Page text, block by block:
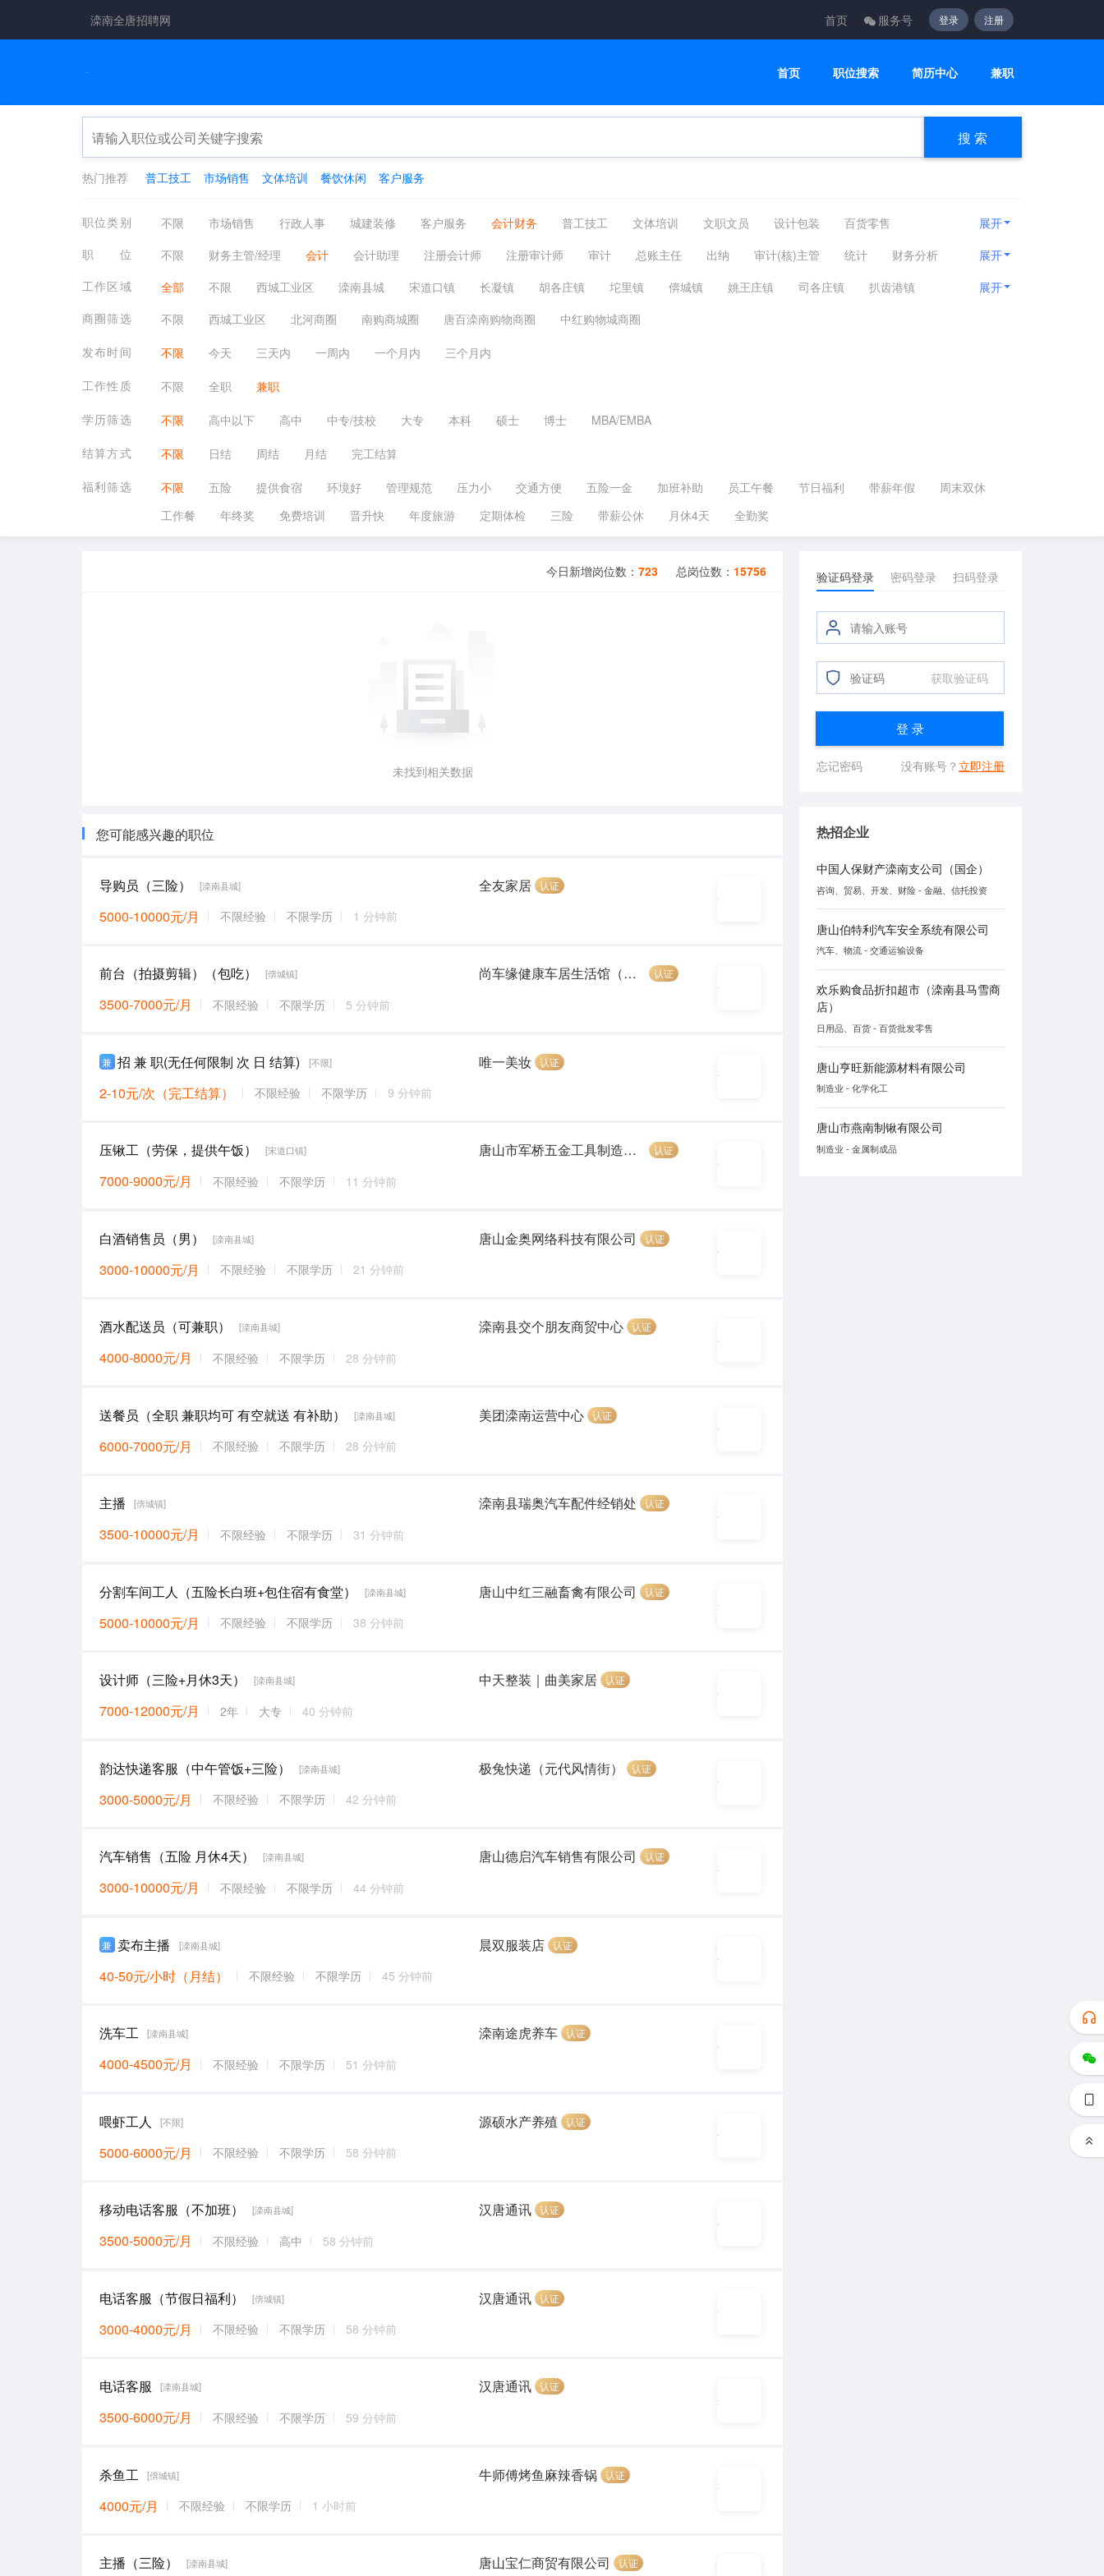
滦南全唐招聘网 首页 服务号 登录 注册
首页 职位搜索 简历中心 兼职
搜 索
热门推荐 普工技工 市场销售 文体培训 餐饮休闲 客户服务
职位类别 不限 市场销售 行政人事 城建装修 客户服务 会计财务 普工技工 文体培训 文职文员 设计包装
百货零售
工厂工业
餐饮休闲 金融保险 管理运营 物流贸易 司机后勤 网络硬件 机械仪表 咨询顾问 电子通讯
医疗美容
翻译法律
轻工工艺 化工制药 摄影影视 能源环保 编辑发行 其他分类 小时工 美甲美睫
展开
职位
不限 财务主管/经理 会计 会计助理 注册会计师 注册审计师 审计 总账主任 出纳 审计(核)主管 统计
财务分析
成本分析/核算
帐目(进出口)管理 营运会计经理 审计会计经理 会计财务其他相关职位
展开
工作区域
全部 不限 西城工业区 滦南县城 宋道口镇 长凝镇 胡各庄镇 坨里镇 倴城镇 姚王庄镇 司各庄镇
扒齿港镇
安各庄镇
程庄镇 青坨营镇 柏各庄镇 柳赞镇 南堡镇 方各庄镇 东黄坨镇
展开
商圈筛选
不限 西城工业区 北河商圈 南购商城圈 唐百滦南购物商圈
中红购物城商圈
发布时间
不限 今天 三天内 一周内 一个月内
三个月内
工作性质
不限 全职
兼职
学历筛选
不限 高中以下 高中 中专/技校 大专 本科 硕士 博士
MBA/EMBA
结算方式
不限 日结 周结 月结
完工结算
福利筛选
不限 五险 提供食宿 环境好 管理规范 压力小 交通方便 五险一金 加班补助 员工午餐 节日福利 带薪年假
周末双休
工作餐
年终奖 免费培训 晋升快 年度旅游 定期体检 三险 带薪公休 月休4天 全勤奖
今日新增岗位数：723 总岗位数： 15756
未找到相关数据
您可能感兴趣的职位
导购员（三险） [滦南县城]
5000-10000元/月 不限经验 不限学历 1 分钟前
全友家居 认证
前台（拍摄剪辑）（包吃） [倴城镇]
3500-7000元/月 不限经验 不限学历 5 分钟前
尚车缘健康车居生活馆（爱车居） 认证
兼 招 兼 职(无任何限制 次 日 结算) [不限]
2-10元/次（完工结算） 不限经验 不限学历 9 分钟前
唯一美妆 认证
压锹工（劳保，提供午饭） [宋道口镇]
7000-9000元/月 不限经验 不限学历 11 分钟前
唐山市军桥五金工具制造有限公司 认证
白酒销售员（男） [滦南县城]
3000-10000元/月 不限经验 不限学历 21 分钟前
唐山金奥网络科技有限公司 认证
酒水配送员（可兼职） [滦南县城]
4000-8000元/月 不限经验 不限学历 28 分钟前
滦南县交个朋友商贸中心 认证
送餐员（全职 兼职均可 有空就送 有补助） [滦南县城]
6000-7000元/月 不限经验 不限学历 28 分钟前
美团滦南运营中心 认证
主播 [倴城镇]
3500-10000元/月 不限经验 不限学历 31 分钟前
滦南县瑞奥汽车配件经销处 认证
分割车间工人（五险长白班+包住宿有食堂） [滦南县城]
5000-10000元/月 不限经验 不限学历 38 分钟前
唐山中红三融畜禽有限公司 认证
设计师（三险+月休3天） [滦南县城]
7000-12000元/月 2年 大专 40 分钟前
中天整装｜曲美家居 认证
韵达快递客服（中午管饭+三险） [滦南县城]
3000-5000元/月 不限经验 不限学历 42 分钟前
极兔快递（元代风情街） 认证
汽车销售（五险 月休4天） [滦南县城]
3000-10000元/月 不限经验 不限学历 44 分钟前
唐山德启汽车销售有限公司 认证
兼 卖布主播 [滦南县城]
40-50元/小时（月结） 不限经验 不限学历 45 分钟前
晨双服装店 认证
洗车工 [滦南县城]
4000-4500元/月 不限经验 不限学历 51 分钟前
滦南途虎养车 认证
喂虾工人 [不限]
5000-6000元/月 不限经验 不限学历 58 分钟前
源硕水产养殖 认证
移动电话客服（不加班） [滦南县城]
3500-5000元/月 不限经验 高中 58 分钟前
汉唐通讯 认证
电话客服（节假日福利） [倴城镇]
3000-4000元/月 不限经验 不限学历 58 分钟前
汉唐通讯 认证
电话客服 [滦南县城]
3500-6000元/月 不限经验 不限学历 59 分钟前
汉唐通讯 认证
杀鱼工 [倴城镇]
4000元/月 不限经验 不限学历 1 小时前
牛师傅烤鱼麻辣香锅 认证
主播（三险） [滦南县城] 唐山宝仁商贸有限公司 认证
验证码登录 密码登录 扫码登录
获取验证码
登 录
忘记密码 没有账号？ 立即注册
热招企业
中国人保财产滦南支公司（国企）
咨询、贸易、开发、财险 - 金融、信托投资
唐山伯特利汽车安全系统有限公司
汽车、物流 - 交通运输设备
欢乐购食品折扣超市（滦南县马雪商
店）
日用品、百货 - 百货批发零售
唐山亨旺新能源材料有限公司
制造业 - 化学化工
唐山市燕南制锹有限公司
制造业 - 金属制成品